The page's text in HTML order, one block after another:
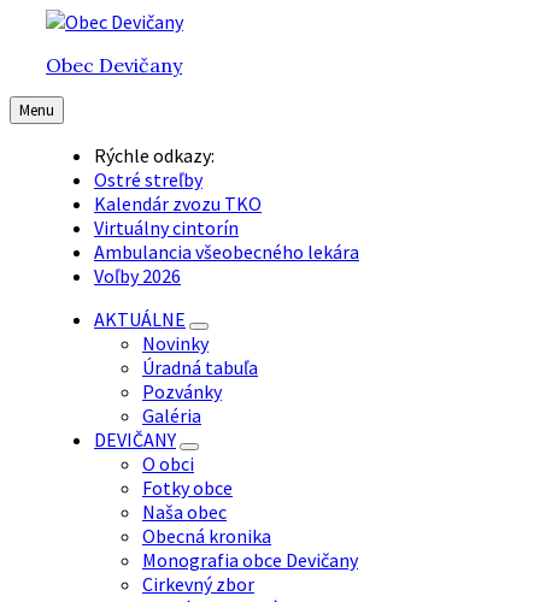
Preskočiť
obsah
Preskočiť
hlavnú
navigáciu
Preskočiť
pätičkuObec Devičany
Menu
Rýchle odkazy:
Ostré streľby
Kalendár zvozu TKO
Virtuálny cintorín
Ambulancia všeobecného lekára
Voľby 2026
AKTUÁLNE
Novinky
Úradná tabuľa
Pozvánky
Galéria
DEVIČANY
O obci
Fotky obce
Naša obec
Obecná kronika
Monografia obce Devičany
Cirkevný zbor